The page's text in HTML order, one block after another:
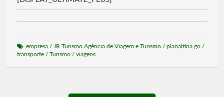
p
p
k
empresa/ JR Turismo Agência de Viagem e Turismo/ planaltina go/
transporte/ Turismo/ viagens